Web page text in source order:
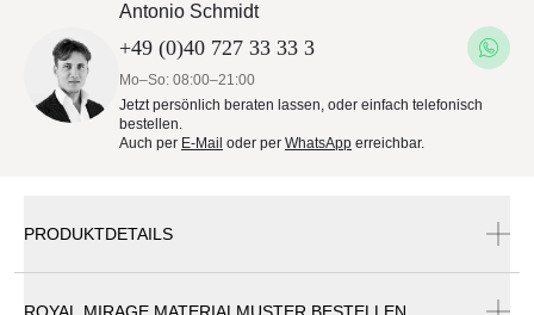
Antonio Schmidt
+49 (0)40 727 33 33 3
Mo–So: 08:00–21:00
Jetzt persönlich beraten lassen, oder einfach telefonisch
bestellen.
Auch per E-Mail oder per WhatsApp erreichbar.
PRODUKTDETAILS
Es handelt sich um einen Outletartikel mit minimalen
ROYAL MIRAGE MATERIALMUSTER BESTELLEN